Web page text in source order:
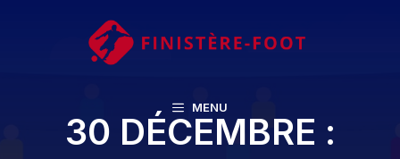
MENU
30 DÉCEMBRE :